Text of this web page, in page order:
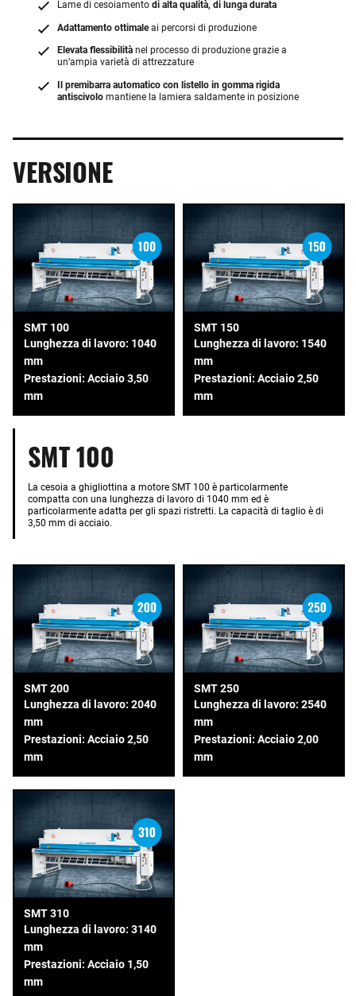
Lame di cesoiamento di alta qualità, di lunga durata
Adattamento ottimaleai percorsi di produzione
Elevata flessibilità nel processo di produzione grazie a
un’ampia varietà di attrezzature
Il premibarra automatico con listello in gomma rigida
antiscivolo mantiene la lamiera saldamente in posizione
VERSIONE
SMT 100
Lunghezza di lavoro: 1040
mm
Prestazioni: Acciaio 3,50
mm
SMT 150
Lunghezza di lavoro: 1540
mm
Prestazioni: Acciaio 2,50
mm
SMT 100
La cesoia a ghigliottina a motore SMT 100 è particolarmente
compatta con una lunghezza di lavoro di 1040 mm ed è
particolarmente adatta per gli spazi ristretti. La capacità di taglio è di
3,50 mm di acciaio.
SMT 200
Lunghezza di lavoro: 2040
mm
Prestazioni: Acciaio 2,50
mm
SMT 250
Lunghezza di lavoro: 2540
mm
Prestazioni: Acciaio 2,00
mm
SMT 310
Lunghezza di lavoro: 3140
mm
Prestazioni: Acciaio 1,50
mm